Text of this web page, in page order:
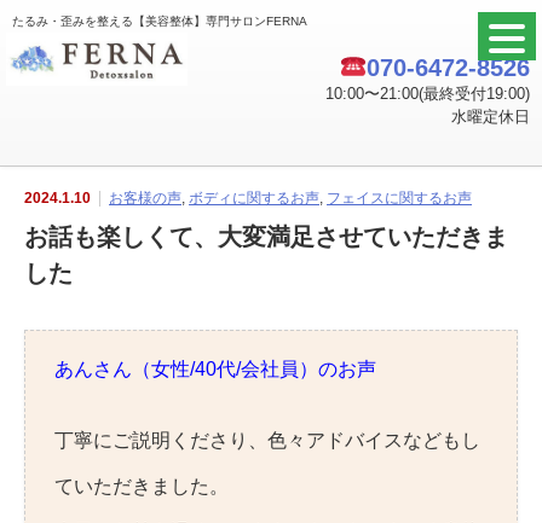
たるみ・歪みを整える【美容整体】専門サロンFERNA
070-6472-8526
10:00〜21:00(最終受付19:00)
水曜定休日
2024.1.10 お客様の声, ボディに関するお声, フェイスに関するお声
お話も楽しくて、大変満足させていただきま
した
あんさん（女性/40代/会社員）のお声
丁寧にご説明くださり、色々アドバイスなどもし
ていただきました。